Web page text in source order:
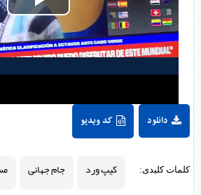
Play
Video
کد ویدیو دانلود
کلمات کلیدی: کیپ ورد جام جهانی